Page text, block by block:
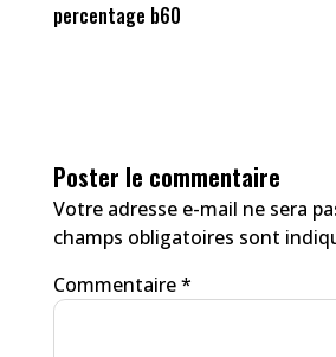
percentage b60
Poster le commentaire
Votre adresse e-mail ne sera
champs obligatoires sont
Commentaire*